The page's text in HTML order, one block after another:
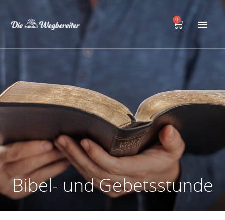
Inhalt
0
Warenkorb
Bibel- und Gebetsstunde